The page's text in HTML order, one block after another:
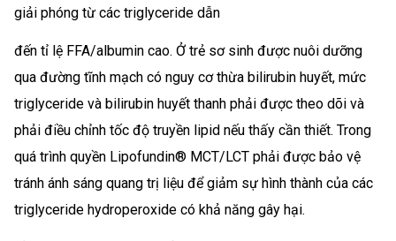
giải phóng từ các triglyceride dẫn
đến tỉ lệ FFA/albumin cao. Ở trẻ sơ sinh được nuôi dưỡng
qua đường tĩnh mạch có nguy cơ thừa bilirubin huyết, mức
triglyceride và bilirubin huyết thanh phải được theo dõi và
phải điều chỉnh tốc độ truyền lipid nếu thấy cần thiết. Trong
quá trình quyền Lipofundin® MCT/LCT phải được bảo vệ
tránh ánh sáng quang trị liệu để giảm sự hình thành của các
triglyceride hydroperoxide có khả năng gây hại.